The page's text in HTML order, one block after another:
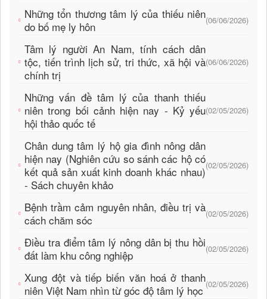
Những tổn thương tâm lý của thiếu niên
do bố mẹ ly hôn
(06/06/2026)
Tâm lý người An Nam, tính cách dân
tộc, tiến trình lịch sử, tri thức, xã hội và
chính trị
(06/06/2026)
Những vấn đề tâm lý của thanh thiếu
niên trong bối cảnh hiện nay - Kỷ yếu
hội thảo quốc tế
(02/05/2026)
Chân dung tâm lý hộ gia đình nông dân
hiện nay (Nghiên cứu so sánh các hộ có
kết quả sản xuất kinh doanh khác nhau)
- Sách chuyên khảo
(02/05/2026)
Bệnh trầm cảm nguyên nhân, điều trị và
cách chăm sóc
(02/05/2026)
Điều tra điểm tâm lý nông dân bị thu hồi
đất làm khu công nghiệp
(02/05/2026)
Xung đột và tiếp biến văn hoá ở thanh
niên Việt Nam nhìn từ góc độ tâm lý học (02/05/2026)